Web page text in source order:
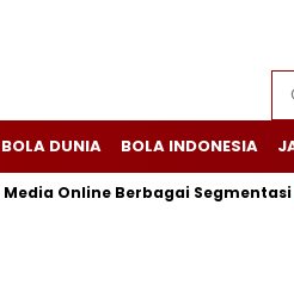
BOLA DUNIA BOLA INDONESIA
Berbagai Segmentasi